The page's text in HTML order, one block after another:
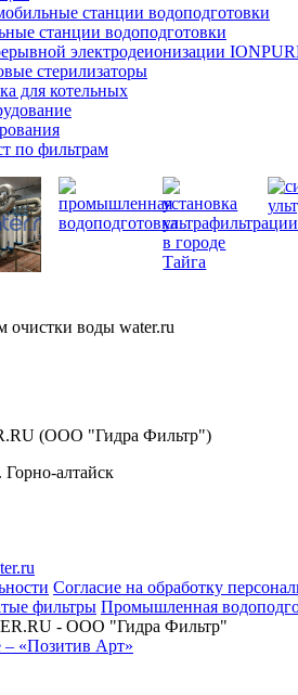
станции водоподготовки
станции водоподготовки
электродеионизации
стерилизаторы
для котельных
по фильтрам
очистки воды water.ru
(ООО "Гидра Фильтр")
Горно-алтайск
Согласие на обработку
фильтры Промышленная
- ООО "Гидра Фильтр"
«Позитив Арт»